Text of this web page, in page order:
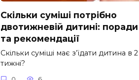
Скільки суміші потрібно
двотижневій дитині: поради
та рекомендації
Скільки суміші має з’їдати дитина в 2
тижні?